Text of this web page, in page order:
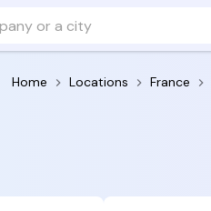
Home Locations France